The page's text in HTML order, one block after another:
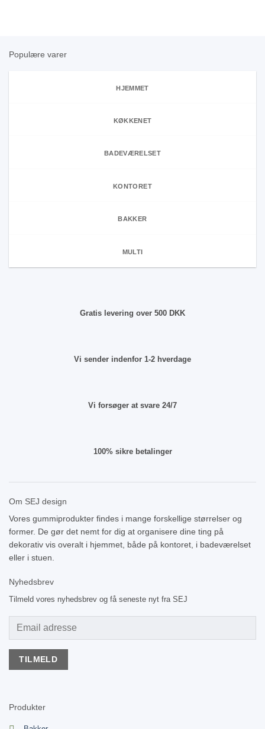
Populære varer
HJEMMET
KØKKENET
BADEVÆRELSET
KONTORET
BAKKER
MULTI
Gratis levering over 500 DKK
Vi sender indenfor 1-2 hverdage
Vi forsøger at svare 24/7
100% sikre betalinger
Om SEJ design
Vores gummiprodukter findes i mange forskellige størrelser og
former. De gør det nemt for dig at organisere dine ting på
dekorativ vis overalt i hjemmet, både på kontoret, i badeværelset
eller i stuen.
Nyhedsbrev
Tilmeld vores nyhedsbrev og få seneste nyt fra SEJ
Produkter